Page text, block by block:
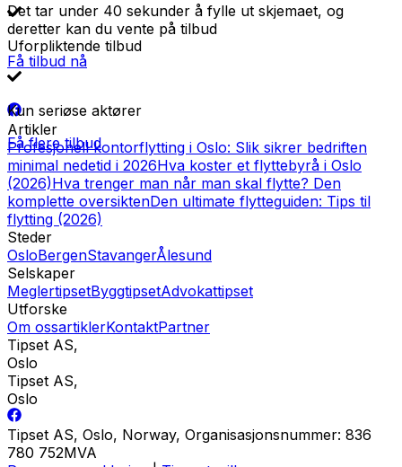
Uforpliktende tilbud
Kun seriøse aktører
Få flere tilbud
Det tar under 40 sekunder å fylle ut skjemaet, og
deretter kan du vente på tilbud
Få tilbud nå
Artikler
Profesjonell kontorflytting i Oslo: Slik sikrer bedriften
minimal nedetid i 2026Hva koster et flyttebyrå i Oslo
(2026)Hva trenger man når man skal flytte? Den
komplette oversiktenDen ultimate flytteguiden: Tips til
flytting (2026)
Steder
OsloBergenStavangerÅlesund
Selskaper
MeglertipsetByggtipsetAdvokattipset
Utforske
Om ossartiklerKontaktPartner
Tipset AS,
Oslo
Tipset AS,
Oslo
Tipset AS, Oslo, Norway, Organisasjonsnummer: 836
780 752MVA